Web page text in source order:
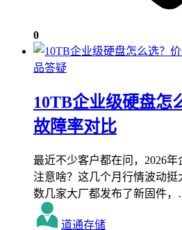
0
品答疑
10TB企业级硬盘怎
故障率对比
最近不少客户都在问，2026
注意啥？这几个月行情波动挺
数几家大厂都发布了新固件
道通存储